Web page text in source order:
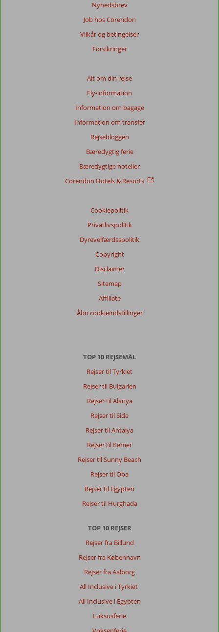
Nyhedsbrev
Job hos Corendon
Vilkår og betingelser
Forsikringer
Alt om din rejse
Fly-information
Information om bagage
Information om transfer
Rejsebloggen
Bæredygtig ferie
Bæredygtige hoteller
Corendon Hotels & Resorts
Cookiepolitik
Privatlivspolitik
Dyrevelfærdsspolitik
Copyright
Disclaimer
Sitemap
Affiliate
Åbn cookieindstillinger
TOP 10 REJSEMÅL
Rejser til Tyrkiet
Rejser til Bulgarien
Rejser til Alanya
Rejser til Side
Rejser til Antalya
Rejser til Kemer
Rejser til Sunny Beach
Rejser til Oba
Rejser til Egypten
Rejser til Hurghada
TOP 10 REJSER
Rejser fra Billund
Rejser fra København
Rejser fra Aalborg
All Inclusive i Tyrkiet
All Inclusive i Egypten
Luksusferie